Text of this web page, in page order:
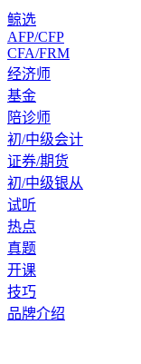
鲸选
AFP/CFP
CFA/FRM
经济师
基金
陪诊师
初/中级会计
证券/期货
初/中级银从
试听
热点
真题
开课
技巧
品牌介绍